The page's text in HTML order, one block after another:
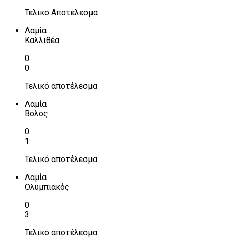
Τελικό Αποτέλεσμα
Λαμία
Καλλιθέα
0
0
Τελικό αποτέλεσμα
Λαμία
Βόλος
0
1
Τελικό αποτέλεσμα
Λαμία
Ολυμπιακός
0
3
Τελικό αποτέλεσμα